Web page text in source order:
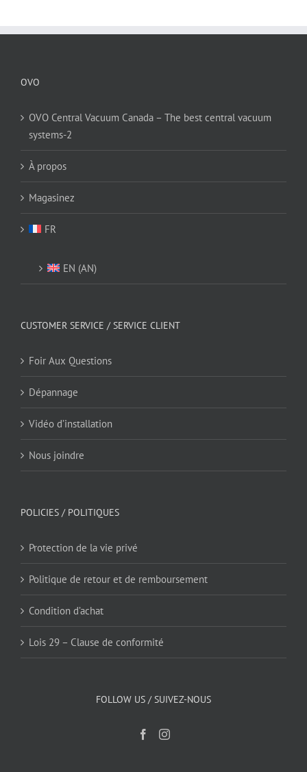
OVO
OVO Central Vacuum Canada – The best central vacuum
systems-2
À propos
Magasinez
FR
EN (AN)
CUSTOMER SERVICE / SERVICE CLIENT
Foir Aux Questions
Dépannage
Vidéo d’installation
Nous joindre
POLICIES / POLITIQUES
Protection de la vie privé
Politique de retour et de remboursement
Condition d’achat
Lois 29 – Clause de conformité
FOLLOW US / SUIVEZ-NOUS